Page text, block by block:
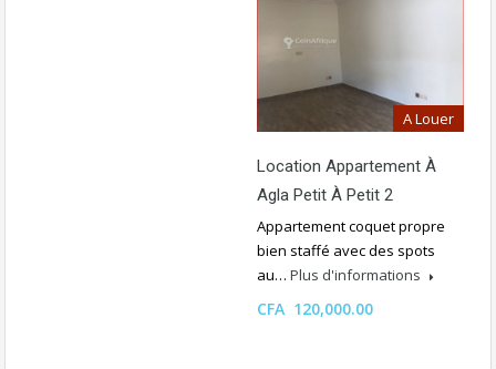
A Louer
Location Appartement À
Agla Petit À Petit 2
Appartement coquet propre
bien staffé avec des spots
au… Plus d'informations
CFA 120,000.00